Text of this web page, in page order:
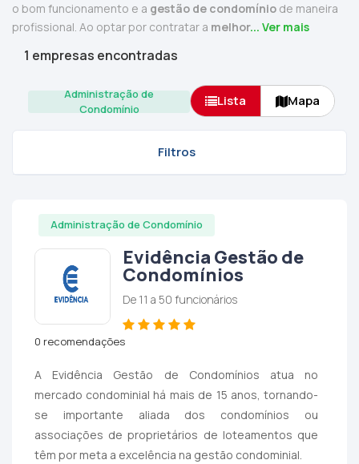
o bom funcionamento e a gestão de condomínio de maneira
profissional. Ao optar por contratar a melhor... Ver mais
1 empresas encontradas
Administração de
Condomínio
Lista Mapa
Filtros
Administração de Condomínio
Evidência Gestão de
Condomínios
De 11 a 50 funcionários
0 recomendações
A Evidência Gestão de Condomínios atua no
mercado condominial há mais de 15 anos, tornando-
se importante aliada dos condomínios ou
associações de proprietários de loteamentos que
têm por meta a excelência na gestão condominial.